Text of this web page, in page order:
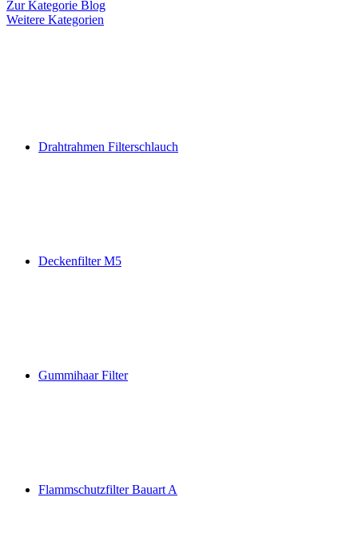
Zur Kategorie Blog
Weitere Kategorien
Drahtrahmen Filterschlauch
Deckenfilter M5
Gummihaar Filter
Flammschutzfilter Bauart A